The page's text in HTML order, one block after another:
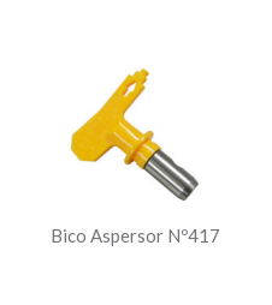
Bico Aspersor Nº417